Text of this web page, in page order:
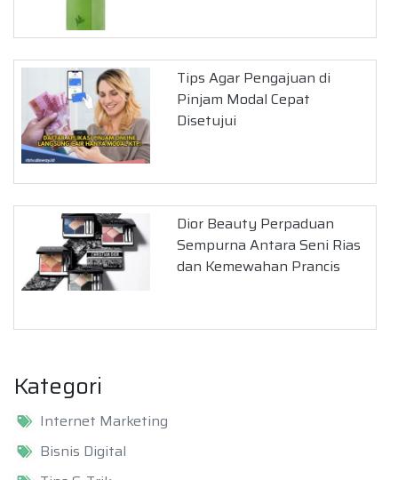
Tips Agar Pengajuan di
Pinjam Modal Cepat
Disetujui
Dior Beauty Perpaduan
Sempurna Antara Seni Rias
dan Kemewahan Prancis
Kategori
Internet Marketing
Bisnis Digital